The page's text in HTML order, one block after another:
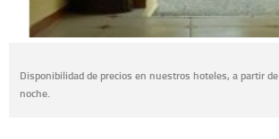
Disponibilidad de precios en nuestros hoteles, a partir de
noche.